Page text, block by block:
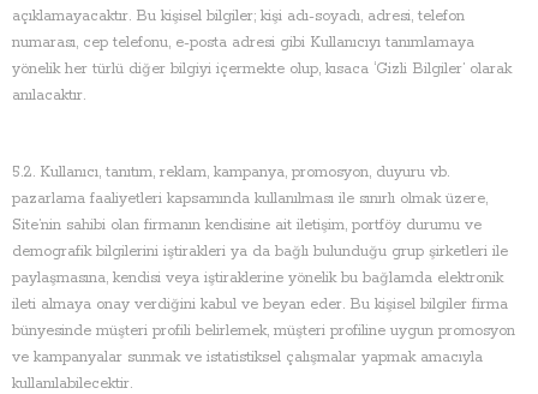
açıklamayacaktır. Bu kişisel bilgiler; kişi adı-soyadı, adresi, telefon
numarası, cep telefonu, e-posta adresi gibi Kullanıcıyı tanımlamaya
yönelik her türlü diğer bilgiyi içermekte olup, kısaca ‘Gizli Bilgiler’ olarak
anılacaktır.
5.2. Kullanıcı, tanıtım, reklam, kampanya, promosyon, duyuru vb.
pazarlama faaliyetleri kapsamında kullanılması ile sınırlı olmak üzere,
Site’nin sahibi olan firmanın kendisine ait iletişim, portföy durumu ve
demografik bilgilerini iştirakleri ya da bağlı bulunduğu grup şirketleri ile
paylaşmasına, kendisi veya iştiraklerine yönelik bu bağlamda elektronik
ileti almaya onay verdiğini kabul ve beyan eder. Bu kişisel bilgiler firma
bünyesinde müşteri profili belirlemek, müşteri profiline uygun promosyon
ve kampanyalar sunmak ve istatistiksel çalışmalar yapmak amacıyla
kullanılabilecektir.